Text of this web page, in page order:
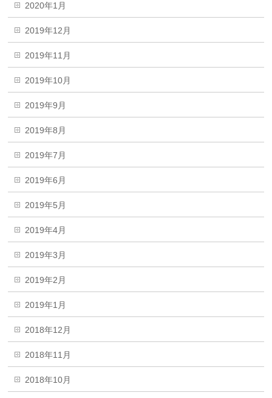
2020年1月
2019年12月
2019年11月
2019年10月
2019年9月
2019年8月
2019年7月
2019年6月
2019年5月
2019年4月
2019年3月
2019年2月
2019年1月
2018年12月
2018年11月
2018年10月